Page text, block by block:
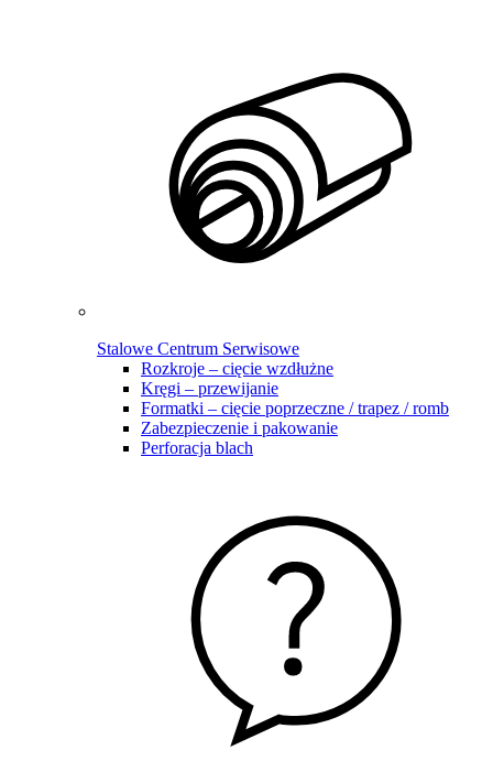
Stalowe Centrum Serwisowe
Rozkroje – cięcie wzdłużne
Kręgi – przewijanie
Formatki – cięcie poprzeczne / trapez / romb
Zabezpieczenie i pakowanie
Perforacja blach